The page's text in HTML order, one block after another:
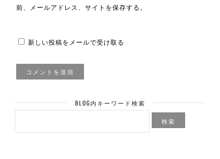
前、メールアドレス、サイトを保存する。
新しい投稿をメールで受け取る
BLOG内キーワード検索
検